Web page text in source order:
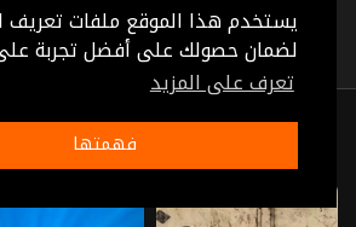
يستخدم هذا الموقع ملفات تعريف
لضمان حصولك على أفضل تجربة
تعرف على المزيد
فهمتها
(0:05:45)